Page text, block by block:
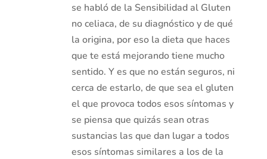
se habló de la Sensibilidad al Gluten
no celiaca, de su diagnóstico y de qué
la origina, por eso la dieta que haces
que te está mejorando tiene mucho
sentido. Y es que no están seguros, ni
cerca de estarlo, de que sea el gluten
el que provoca todos esos síntomas y
se piensa que quizás sean otras
sustancias las que dan lugar a todos
esos síntomas similares a los de la